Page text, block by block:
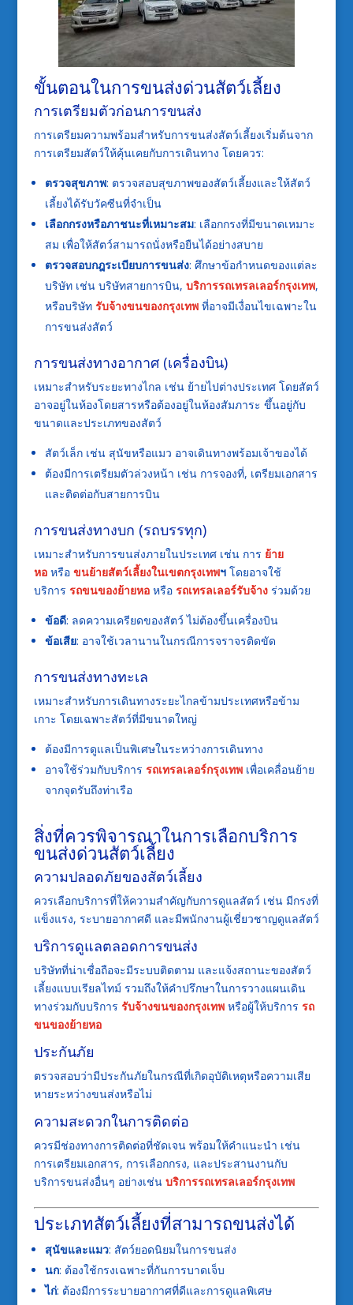
ขั้นตอนในการขนส่งด่วนสัตว์เลี้ยง
การเตรียมตัวก่อนการขนส่ง
การเตรียมความพร้อมสำหรับการขนส่งสัตว์เลี้ยงเริ่มต้นจาก
การเตรียมสัตว์ให้คุ้นเคยกับการเดินทาง โดยควร:
ตรวจสุขภาพ: ตรวจสอบสุขภาพของสัตว์เลี้ยงและให้สัตว์
เลี้ยงได้รับวัคซีนที่จำเป็น
เลือกกรงหรือภาชนะที่เหมาะสม: เลือกกรงที่มีขนาดเหมาะ
สม เพื่อให้สัตว์สามารถนั่งหรือยืนได้อย่างสบาย
ตรวจสอบกฎระเบียบการขนส่ง: ศึกษาข้อกำหนดของแต่ละ
บริษัท เช่น บริษัทสายการบิน, บริการรถเทรลเลอร์กรุงเทพ,
หรือบริษัท รับจ้างขนของกรุงเทพที่อาจมีเงื่อนไขเฉพาะใน
การขนส่งสัตว์
การขนส่งทางอากาศ (เครื่องบิน)
เหมาะสำหรับระยะทางไกล เช่น ย้ายไปต่างประเทศ โดยสัตว์
อาจอยู่ในห้องโดยสารหรือต้องอยู่ในห้องสัมภาระ ขึ้นอยู่กับ
ขนาดและประเภทของสัตว์
สัตว์เล็ก เช่น สุนัขหรือแมว อาจเดินทางพร้อมเจ้าของได้
ต้องมีการเตรียมตัวล่วงหน้า เช่น การจองที่, เตรียมเอกสาร
และติดต่อกับสายการบิน
การขนส่งทางบก (รถบรรทุก)
เหมาะสำหรับการขนส่งภายในประเทศ เช่น การ ย้าย
หอหรือ ขนย้ายสัตว์เลี้ยงในเขตกรุงเทพฯโดยอาจใช้
บริการ รถขนของย้ายหอหรือ รถเทรลเลอร์รับจ้างร่วมด้วย
ข้อดี: ลดความเครียดของสัตว์ ไม่ต้องขึ้นเครื่องบิน
ข้อเสีย: อาจใช้เวลานานในกรณีการจราจรติดขัด
การขนส่งทางทะเล
เหมาะสำหรับการเดินทางระยะไกลข้ามประเทศหรือข้าม
เกาะ โดยเฉพาะสัตว์ที่มีขนาดใหญ่
ต้องมีการดูแลเป็นพิเศษในระหว่างการเดินทาง
อาจใช้ร่วมกับบริการ รถเทรลเลอร์กรุงเทพเพื่อเคลื่อนย้าย
จากจุดรับถึงท่าเรือ
สิ่งที่ควรพิจารณาในการเลือกบริการ
ขนส่งด่วนสัตว์เลี้ยง
ความปลอดภัยของสัตว์เลี้ยง
ควรเลือกบริการที่ให้ความสำคัญกับการดูแลสัตว์ เช่น มีกรงที่
แข็งแรง, ระบายอากาศดี และมีพนักงานผู้เชี่ยวชาญดูแลสัตว์
บริการดูแลตลอดการขนส่ง
บริษัทที่น่าเชื่อถือจะมีระบบติดตาม และแจ้งสถานะของสัตว์
เลี้ยงแบบเรียลไทม์ รวมถึงให้คำปรึกษาในการวางแผนเดิน
ทางร่วมกับบริการ รับจ้างขนของกรุงเทพหรือผู้ให้บริการ รถ
ขนของย้ายหอ
ประกันภัย
ตรวจสอบว่ามีประกันภัยในกรณีที่เกิดอุบัติเหตุหรือความเสีย
หายระหว่างขนส่งหรือไม่
ความสะดวกในการติดต่อ
ควรมีช่องทางการติดต่อที่ชัดเจน พร้อมให้คำแนะนำ เช่น
การเตรียมเอกสาร, การเลือกกรง, และประสานงานกับ
บริการขนส่งอื่นๆ อย่างเช่น บริการรถเทรลเลอร์กรุงเทพ
ประเภทสัตว์เลี้ยงที่สามารถขนส่งได้
สุนัขและแมว: สัตว์ยอดนิยมในการขนส่ง
นก: ต้องใช้กรงเฉพาะที่กันการบาดเจ็บ
ไก่: ต้องมีการระบายอากาศที่ดีและการดูแลพิเศษ